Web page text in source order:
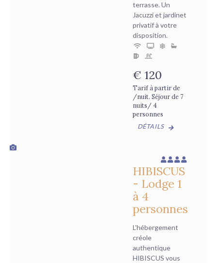
terrasse. Un
Jacuzzi et jardinet
privatif à votre
disposition.
€ 120
Tarif à partir de
/nuit. Séjour de 7
nuits/ 4
personnes
DÉTAILS
HIBISCUS
- Lodge 1
à 4
personnes
L'hébergement
créole
authentique
HIBISCUS vous